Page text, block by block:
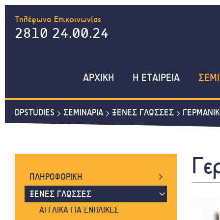
Τηλέφωνο Επικοινωνίας
2810 24.00.24
ΑΡΧΙΚΗ Η ΕΤΑΙΡΕΙΑ
DPSTUDIES ΣΕΜΙΝΑΡΙΑ ΞΕΝΕΣ ΓΛΩΣΣΕΣ
ΠΛΗΡΟΦΟΡΙΚΗ
WORD, EXCEL, INTERNET
WINDOWS, POWERPOINT, ACCESS
ΞΕΝΕΣ ΓΛΩΣΣΕΣ
ΑΓΓΛΙΚΑ ΓΙΑ ΕΝΗΛΙΚΕΣ